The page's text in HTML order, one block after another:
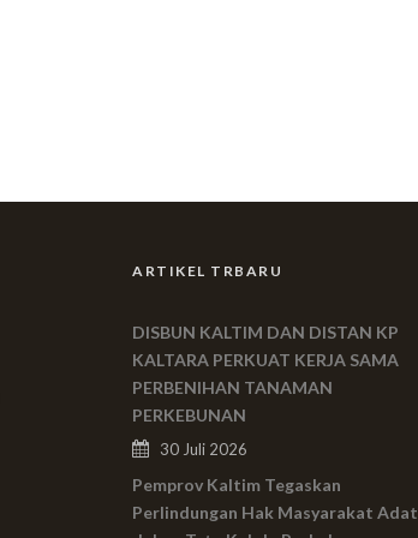
ARTIKEL TRBARU
DISBUN KALTIM DAN DISTAN KP
KALTARA PERKUAT KERJA SAMA
PERBENIHAN TANAMAN
PERKEBUNAN
30 Juli 2026
Pemprov Kaltim Tegaskan
Perlindungan Hak Masyarakat Adat